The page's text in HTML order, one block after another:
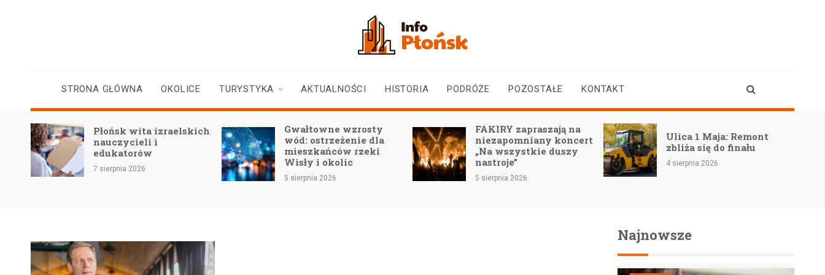
STRONA GŁÓWNA OKOLICE TURYSTYKA AKTUALNOŚCI HISTORIA PODRÓŻE POZOSTAŁE KONTAKT
Płońsk wita izraelskich
nauczycieli i
edukatorów
7 sierpnia 2026
Gwałtowne wzrosty
wód: ostrzeżenie dla
mieszkańców rzeki
Wisły i okolic
5 sierpnia 2026
FAKIRY zapraszają na
niezapomniany koncert
„Na wszystkie duszy
nastroje”
5 sierpnia 2026
Ulica 1 Maja: Remont
zbliża się do finału
4 sierpnia 2026
Najnowsze